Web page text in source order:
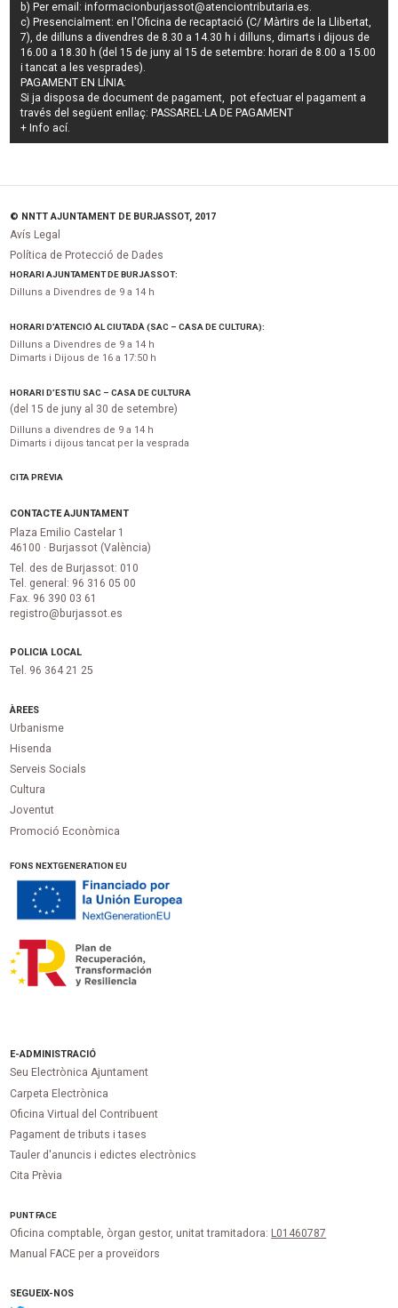
b) Per email:informacionburjassot@atenciontributaria.es.
c) Presencialment: en l'Oficina de recaptació (C/ Màrtirs de la Llibertat,
7), de dilluns a divendres de 8.30 a 14.30 h i dilluns, dimarts i dijous de
16.00 a 18.30 h (del 15 de juny al 15 de setembre: horari de 8.00 a 15.00
i tancat a les vesprades).
PAGAMENT EN LÍNIA:
Si ja disposa de document de pagament, pot efectuar el pagament a
través del següent enllaç: PASSAREL·LA DE PAGAMENT
+ Info ací.
© NNTT AJUNTAMENT DE BURJASSOT, 2017
Avís Legal
Política de Protecció de Dades
HORARI AJUNTAMENT DE BURJASSOT:
Dilluns a Divendres de 9 a 14 h
HORARI D’ATENCIÓ AL CIUTADÀ (SAC – CASA DE CULTURA):
Dilluns a Divendres de 9 a 14 h
Dimarts i Dijous de 16 a 17:50 h
HORARI D’ESTIU SAC – CASA DE CULTURA
(del 15 de juny al 30 de setembre)
Dilluns a divendres de 9 a 14 h
Dimarts i dijous tancat per la vesprada
CITA PRÈVIA
CONTACTE AJUNTAMENT
Plaza Emilio Castelar 1
46100 · Burjassot (València)
Tel. des de Burjassot: 010
Tel. general: 96 316 05 00
Fax. 96 390 03 61
registro@burjassot.es
POLICIA LOCAL
Tel. 96 364 21 25
ÀREES
Urbanisme
Hisenda
Serveis Socials
Cultura
Joventut
Promoció Econòmica
FONS NEXTGENERATION EU
E-ADMINISTRACIÓ
Seu Electrònica Ajuntament
Carpeta Electrònica
Oficina Virtual del Contribuent
Pagament de tributs i tases
Tauler d'anuncis i edictes electrònics
Cita Prèvia
PUNTFACE
Oficina comptable, òrgan gestor, unitat tramitadora: L01460787
Manual FACE per a proveïdors
SEGUEIX-NOS